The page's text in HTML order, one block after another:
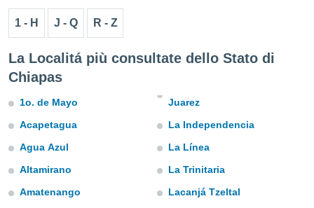
le
a
Web
1 - H J - Q R - Z
La Localitá più consultate dello Stato di
Chiapas
1o. de Mayo
Acapetagua
Agua Azul
Altamirano
Amatenango
Juarez
La Independencia
La Línea
La Trinitaria
Lacanjá Tzeltal